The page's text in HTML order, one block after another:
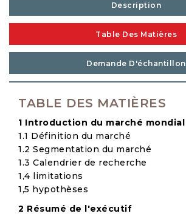
Description
Table Des Matières
Demande D'échantillon
TABLE DES MATIÈRES
1 Introduction du marché
1.1 Définition du marché
1.2 Segmentation du marché
1.3 Calendrier de recherche
1,4 limitations
1,5 hypothèses
2 Résumé de l'exécutif